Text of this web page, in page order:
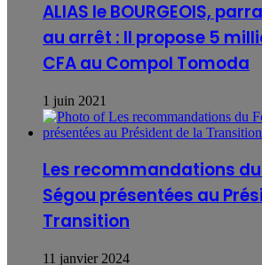
ALIAS le BOURGEOIS,
au arrêt : Il propose 5
CFA au Compol Tomoda
1 juin 2021
Les recommandations
Ségou présentées au
Transition
11 janvier 2024